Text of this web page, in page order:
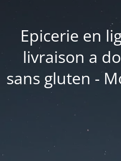
Epicerie en
livraison a
sans gluten -